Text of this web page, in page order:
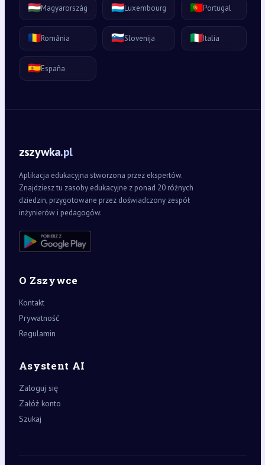
🇭🇺Magyarország 🇱🇺Luxembourg 🇵🇹Portugal
🇷🇴România 🇸🇮Slovenija 🇮🇹Italia
🇪🇸España
zszywka.pl
Aplikacja edukacyjna stworzona przez ekspertów.
Znajdziesz tu zasoby edukacyjne z ponad 20 różnych
dziedzin, przygotowane przez doświadczony zespół
inżynierów i pedagogów.
O Zszywce
Kontakt
Prywatność
Regulamin
Asystent AI
Zaloguj się
Załóż konto
Szukaj